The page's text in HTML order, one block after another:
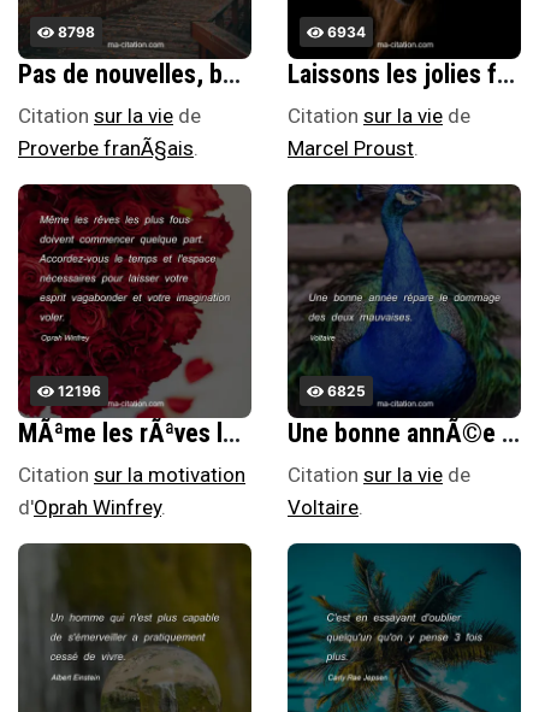
8798
Pas de nouvelles, bonnes nouvelles.
Citation sur la vie de
Proverbe franÃ§ais.
6934
Laissons les jolies femmes aux hommes sans imagination !
Citation sur la vie de
Marcel Proust.
12196
MÃªme les rÃªves les plus fous doivent commencer quelque part. Accordez-vous le temps et l'espace nÃ©cessaires pour laisser votre esprit vagabonder et votre imagination voler.
Citation sur la motivation
d'Oprah Winfrey.
6825
Une bonne annÃ©e rÃ©pare le dommage des deux mauvaises.
Citation sur la vie de
Voltaire.